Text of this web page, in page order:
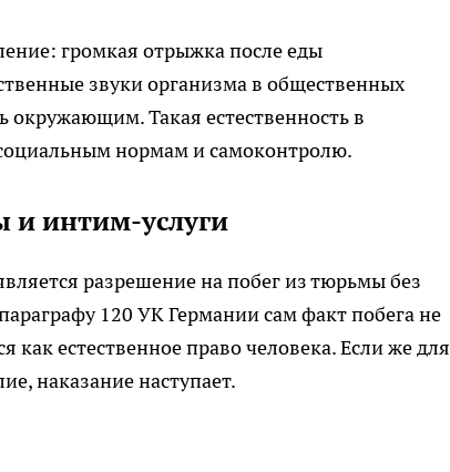
громкая отрыжка после еды
звуки организма в общественных
Такая естественность в
нормам и самоконтролю.
и интим-услуги
разрешение на побег из тюрьмы без
120 УК Германии сам факт побега не
как естественное право человека. Если же для
наказание наступает.